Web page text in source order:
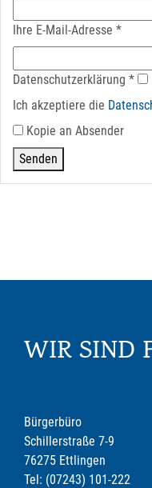
Ihre E-Mail-Adresse *
Datenschutz­erklärung *
Ich akzeptiere die
Kopie an Absender
WIR SIND
Bürgerbüro
Schillerstraße 7-9
76275 Ettlingen
Tel: (07243) 101-222